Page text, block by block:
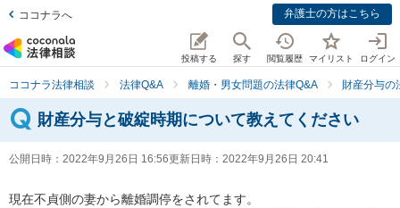
ココナラへ 弁護士の方はこちら
投稿する 探す 閲覧履歴 マイリスト ログイン
ココナラ法律相談 法律Q&A 離婚・男女問題の法律Q&A 財産分与の
財産分与と破綻時期について教えてください
公開日時： 2022年9月26日 16:56更新日時： 2022年9月26日 20:41
現在不貞側の妻から離婚調停をされてます。